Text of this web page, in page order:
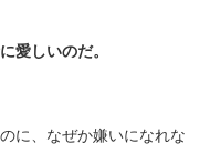
愛しいのだ。
に、なぜか嫌いになれな